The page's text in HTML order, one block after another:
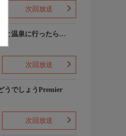
次回放送
と温泉に行ったら…
次回放送
うでしょうPremier
次回放送